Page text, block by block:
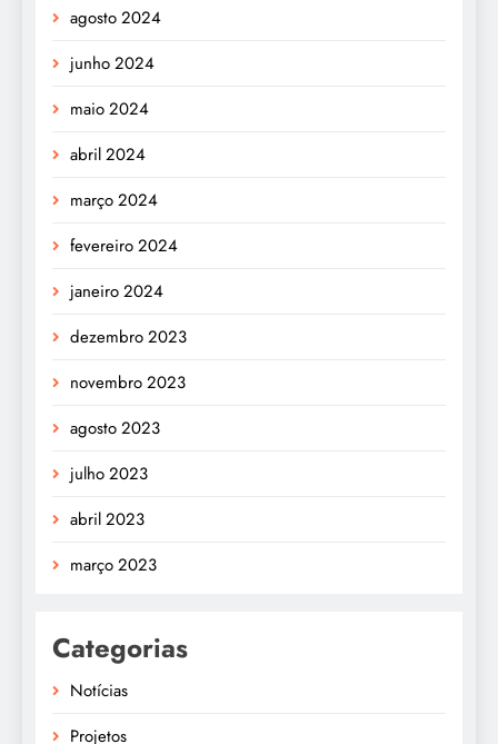
agosto 2024
junho 2024
maio 2024
abril 2024
março 2024
fevereiro 2024
janeiro 2024
dezembro 2023
novembro 2023
agosto 2023
julho 2023
abril 2023
março 2023
Categorias
Notícias
Projetos